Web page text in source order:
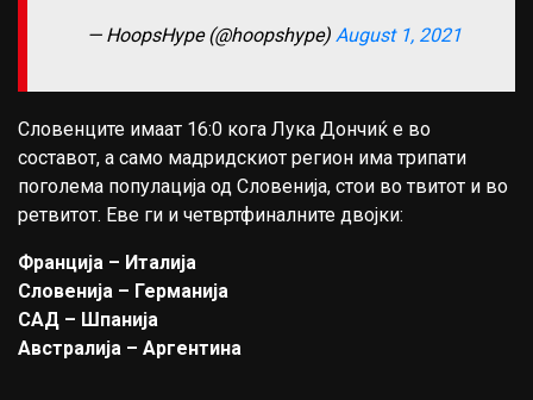
— HoopsHype (@hoopshype) August 1, 2021
Словенците имаат 16:0 кога Лука Дончиќ е во
составот, а само мадридскиот регион има трипати
поголема популација од Словенија, стои во твитот и во
ретвитот. Еве ги и четвртфиналните двојки:
Франција – Италија
Словенија – Германија
САД – Шпанија
Австралија – Аргентина